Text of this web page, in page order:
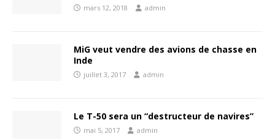
mars 12, 2018 admin
MiG veut vendre des avions de chasse en
Inde
juillet 3, 2017 admin
Le T-50 sera un “destructeur de navires”
mai 5, 2017 admin